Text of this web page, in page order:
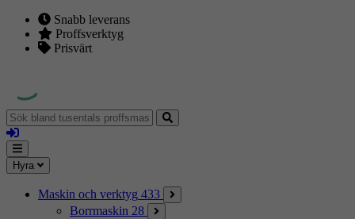
Snabb leverans
Proffsverktyg
Prisvärt
Sök
bland
tusentals
proffsmaskiner
Logga
in
Mina
sidor
Meny
Hyra
Maskin och verktyg 433
Borrmaskin 28